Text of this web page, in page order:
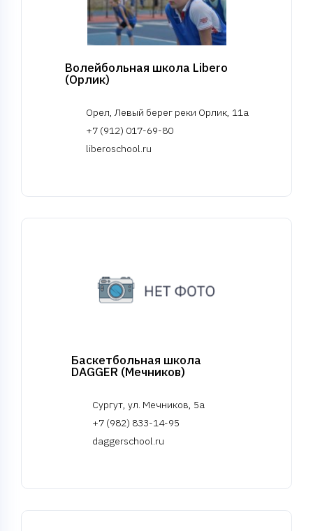
Волейбольная школа Libero
(Орлик)
Орел, Левый берег реки Орлик, 11а
+7 (912) 017-69-80
liberoschool.ru
Баскетбольная школа
DAGGER (Мечников)
Сургут, ул. Мечников, 5а
+7 (982) 833-14-95
daggerschool.ru